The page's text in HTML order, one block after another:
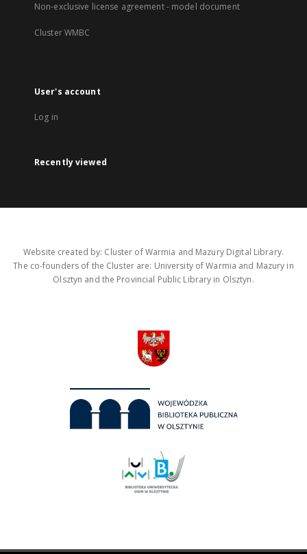
Non-exclusive license agreement - model document
Cluster WMBC
User's account
Log in
Recently viewed
Website created by: Cluster of Warmia and Mazury Digital Library.
The co-founders of the Cluster are: University of Warmia and Mazury in
Olsztyn and the Provincial Public Library in Olsztyn.